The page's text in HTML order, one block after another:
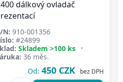
dálkový ovladač
N: 910-001356
#24899
Skladem >100 ks •
36 měs.
Od: 450 CZK bez DPH